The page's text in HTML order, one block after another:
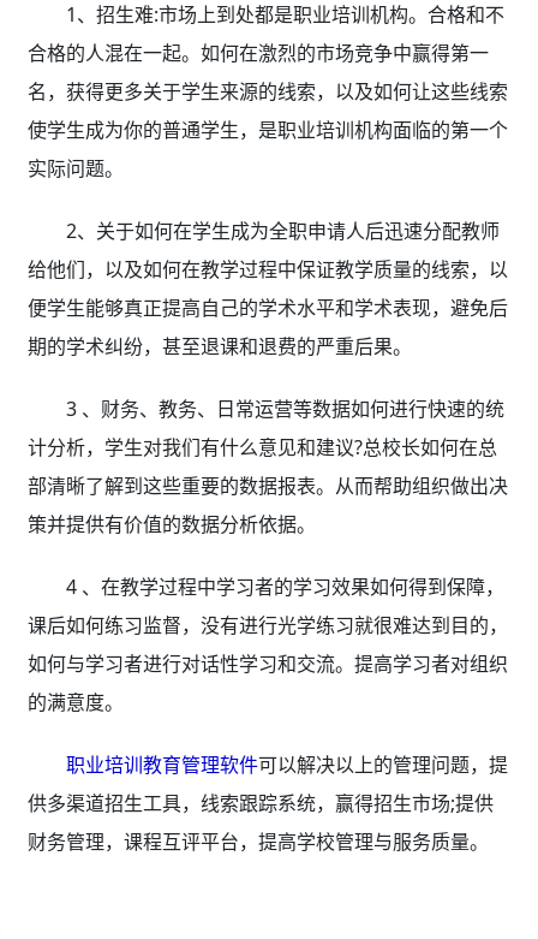
1、招生难:市场上到处都是职业培训机构。合格和不
合格的人混在一起。如何在激烈的市场竞争中赢得第一
名，获得更多关于学生来源的线索，以及如何让这些线索
使学生成为你的普通学生，是职业培训机构面临的第一个
实际问题。
2、关于如何在学生成为全职申请人后迅速分配教师
给他们，以及如何在教学过程中保证教学质量的线索，以
便学生能够真正提高自己的学术水平和学术表现，避免后
期的学术纠纷，甚至退课和退费的严重后果。
3 、财务、教务、日常运营等数据如何进行快速的统
计分析，学生对我们有什么意见和建议?总校长如何在总
部清晰了解到这些重要的数据报表。从而帮助组织做出决
策并提供有价值的数据分析依据。
4 、在教学过程中学习者的学习效果如何得到保障，
课后如何练习监督，没有进行光学练习就很难达到目的，
如何与学习者进行对话性学习和交流。提高学习者对组织
的满意度。
职业培训教育管理软件可以解决以上的管理问题，提
供多渠道招生工具，线索跟踪系统，赢得招生市场;提供
财务管理，课程互评平台，提高学校管理与服务质量。